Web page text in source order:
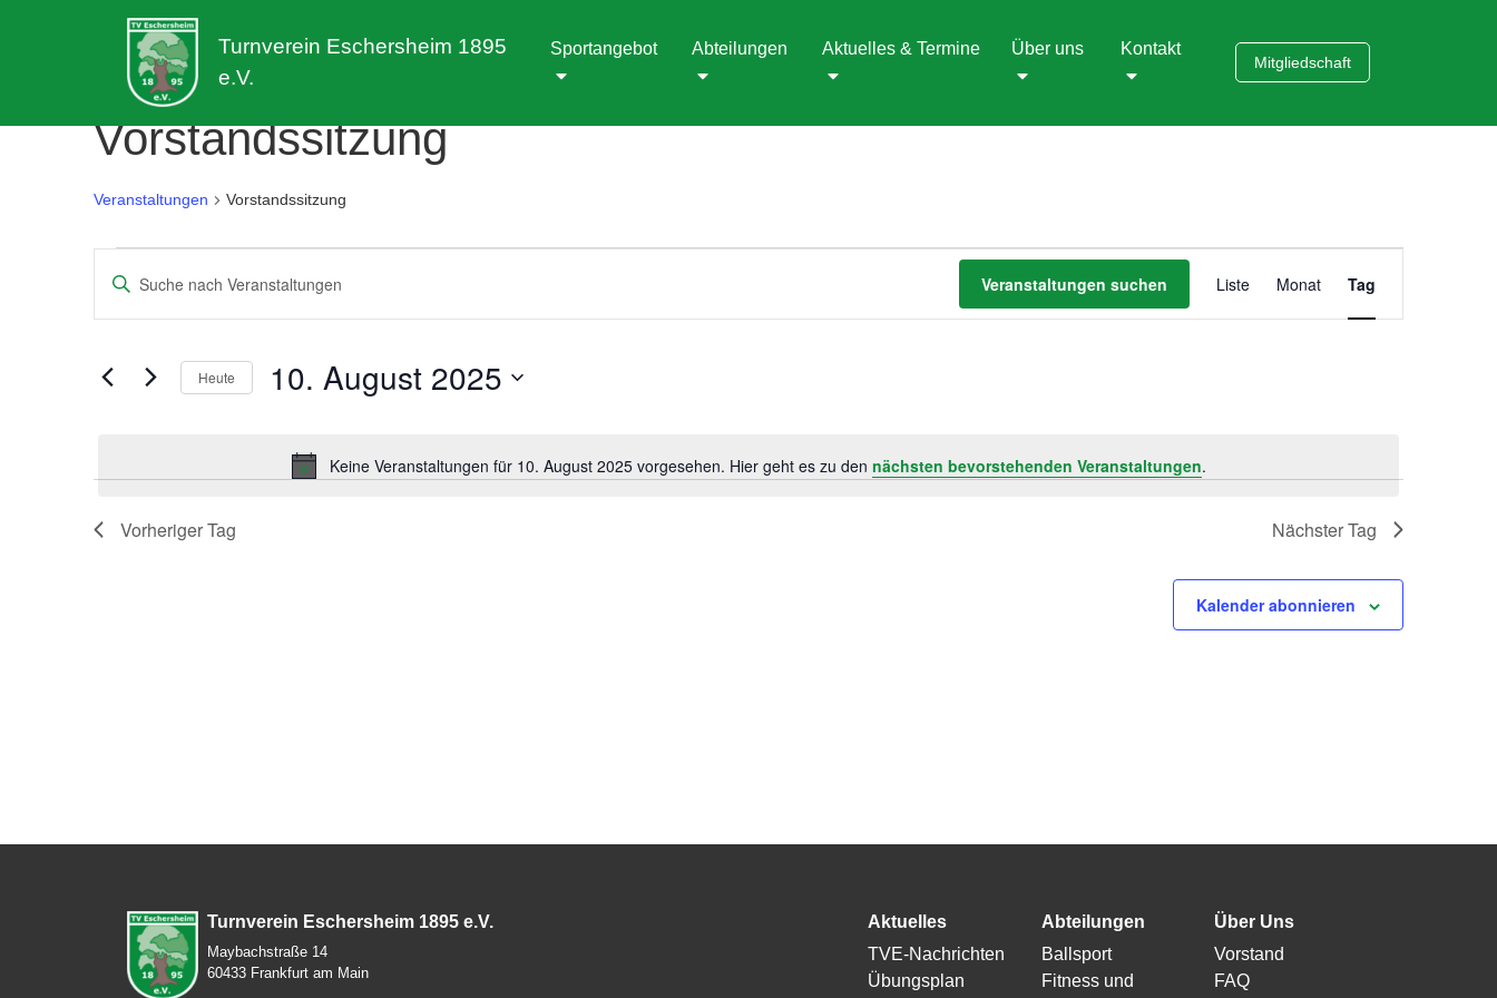
Turnverein Eschersheim 1895
e.V.
Sportangebot Abteilungen Aktuelles & Termine Über uns Kontakt
Mitgliedschaft
Vorstandssitzung
Veranstaltungen Vorstandssitzung
Veranstaltungen
für
August
Hinweis
Keine Veranstaltungen für 10. August 2025 vorgesehen. Hier geht es zu den nächsten bevorstehenden Veranstaltungen.
Veranstaltungen
Suche
Ansichten,
Bitte
nach
Veranstaltungen suchen
Ansichten-
Liste Monat Tag
Heute 10. August 2025
Vorheriger Tag Nächster Tag
Kalender abonnieren
Turnverein Eschersheim 1895 e.V.
Maybachstraße 14
60433 Frankfurt am Main
Aktuelles
TVE-Nachrichten
Übungsplan
Abteilungen
Ballsport
Fitness und
Über Uns
Vorstand
FAQ